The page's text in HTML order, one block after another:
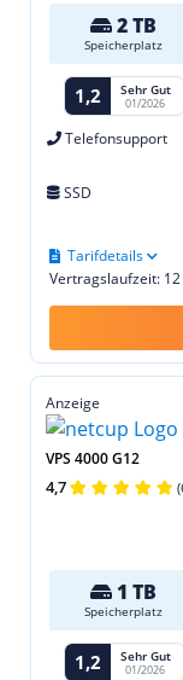
2 TB
Speicherplatz
1,2 Sehr Gut
01/2026
Telefonsupport
SSD
Vertragslaufzeit:
Tarifdetails
Anzeige
VPS 4000 G12
4,7
1 TB
Speicherplatz
1,2 Sehr Gut
01/2026